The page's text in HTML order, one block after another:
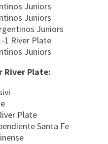
Juniors
Juniors
Juniors
1 River Plate
Juniors
River Plate:
Plate
Santa Fe